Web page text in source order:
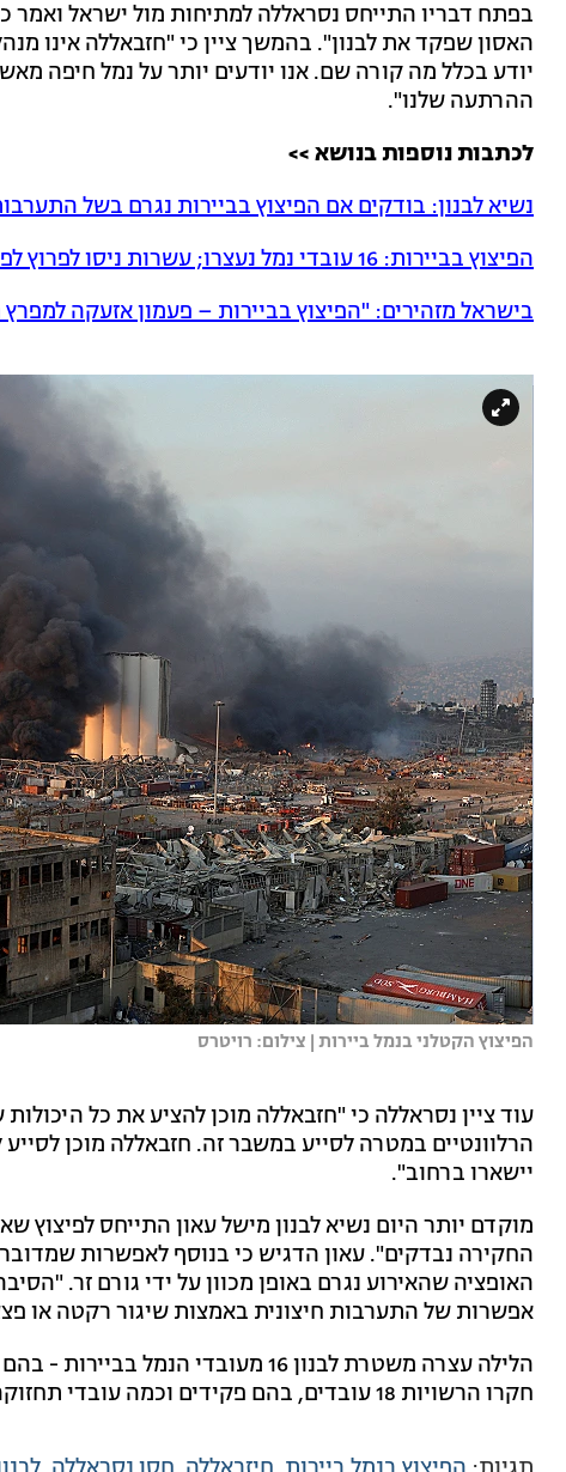
בפתח דבריו התייחס נסראללה למתיחות מול ישראל ואמר
האסון שפקד את לבנון". בהמשך ציין כי "חזבאללה אינו
יודע בכלל מה קורה שם. אנו יודעים יותר על נמל חיפה
ההרתעה שלנו".
לכתבות נוספות בנושא >>
נשיא לבנון: בודקים אם הפיצוץ בביירות נגרם בשל
הפיצוץ בביירות: 16 עובדי נמל נעצרו; עשרות ניסו לפרוץ לפרלמנט
בישראל מזהירים: "הפיצוץ בביירות – פעמון אזעקה
הפיצוץ הקטלני בנמל ביירות | צילום: רויטרס
עוד ציין נסראללה כי "חזבאללה מוכן להציע את כל
הרלוונטיים במטרה לסייע במשבר זה. חזבאללה מוכן
יישארו ברחוב".
מוקדם יותר היום נשיא לבנון מישל עאון התייחס לפיצוץ
החקירה נבדקים". עאון הדגיש כי בנוסף לאפשרות
האופציה שהאירוע נגרם באופן מכוון על ידי גורם זר.
אפשרות של התערבות חיצונית באמצות שיגור רקטה או
הלילה עצרה משטרת לבנון 16 מעובדי
חקרו הרשויות 18 עובדים, בהם פקידים וכמה עובדי תחזוקה. חקירת האירוע נמשכת.